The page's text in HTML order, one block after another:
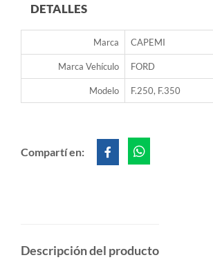
DETALLES
Marca CAPEMI
Marca Vehículo FORD
Modelo F.250, F.350
Compartí en:
Descripción del producto